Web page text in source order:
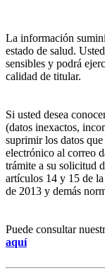
La información
estado de salud.
sensibles y podrá
calidad de titular.
Si usted desea
(datos inexactos,
suprimir los datos
electrónico al correo
trámite a su solicitud
artículos 14 y 15 de
de 2013 y demás
Puede consultar
aquí